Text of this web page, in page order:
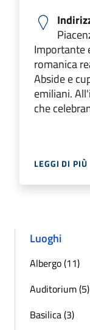
Importante
romanica
Abside e
emiliani.
che
LEGGI DI PIÙ
Luoghi
Albergo (11)
Auditorium (5)
Basilica (3)